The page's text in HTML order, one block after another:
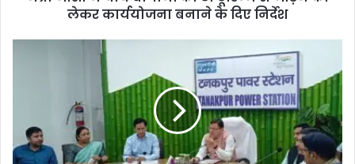
लेकर कार्ययोजना बनाने के दिए निर्देश